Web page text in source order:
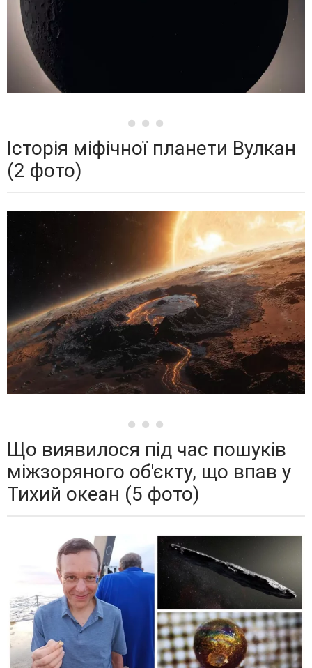
Історія міфічної планети Вулкан
(2 фото)
Що виявилося під час пошуків
міжзоряного об'єкту, що впав у
Тихий океан (5 фото)